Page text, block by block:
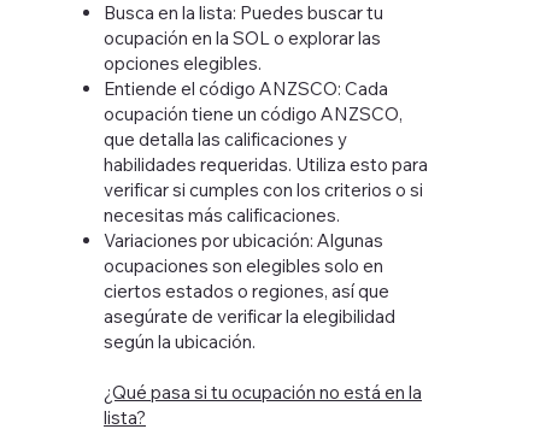
Busca en la lista: Puedes buscar tu
ocupación en la SOL o explorar las
opciones elegibles.
Entiende el código ANZSCO: Cada
ocupación tiene un código ANZSCO,
que detalla las calificaciones y
habilidades requeridas. Utiliza esto para
verificar si cumples con los criterios o si
necesitas más calificaciones.
Variaciones por ubicación: Algunas
ocupaciones son elegibles solo en
ciertos estados o regiones, así que
asegúrate de verificar la elegibilidad
según la ubicación.
¿Qué pasa si tu ocupación no está en la
lista?